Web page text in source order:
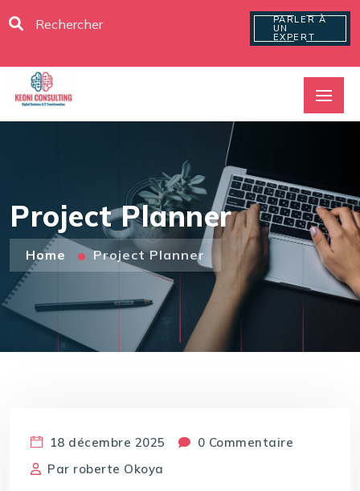
PARLER À
UN
EXPERT
Project Planner
Home Project Planner
18 décembre 2025
0 Commentaire
Par roberte Okoya